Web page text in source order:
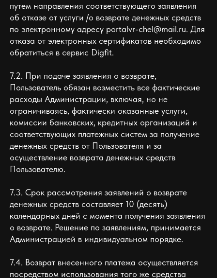
путем направления соответствующего заявления
об отказе от услуги /о возврате денежных средств
по электронному адресу portalvr-chel@mail.ru. Для
отказа от электронных сертификатов необходимо
обратиться в сервис Digfit.
7.2. При подаче заявления о возврате,
Пользователь обязан возместить все фактические
расходы Администрации, включая, но не
ограничиваясь, фактически оказанные услуги,
комиссии банковских, кредитных организаций и
соответствующих платежных систем за получение
денежных средств от Пользователя и за
осуществление возврата денежных средств
Пользователю.
7.3. Срок рассмотрения заявлений о возврате
денежных средств составляет 10 (десять)
календарных дней с момента получения заявления
о возврате. Решение по заявлениям, принимается
Администрацией в индивидуальном порядке.
7.4. Возврат внесенного платежа осуществляется
посредством использования того же средства